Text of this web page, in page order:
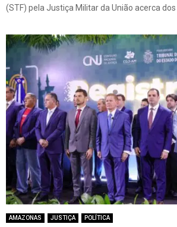
(STF) pela Justiça Militar da União acerca
AMAZONAS JUSTIÇA POLÍTICA